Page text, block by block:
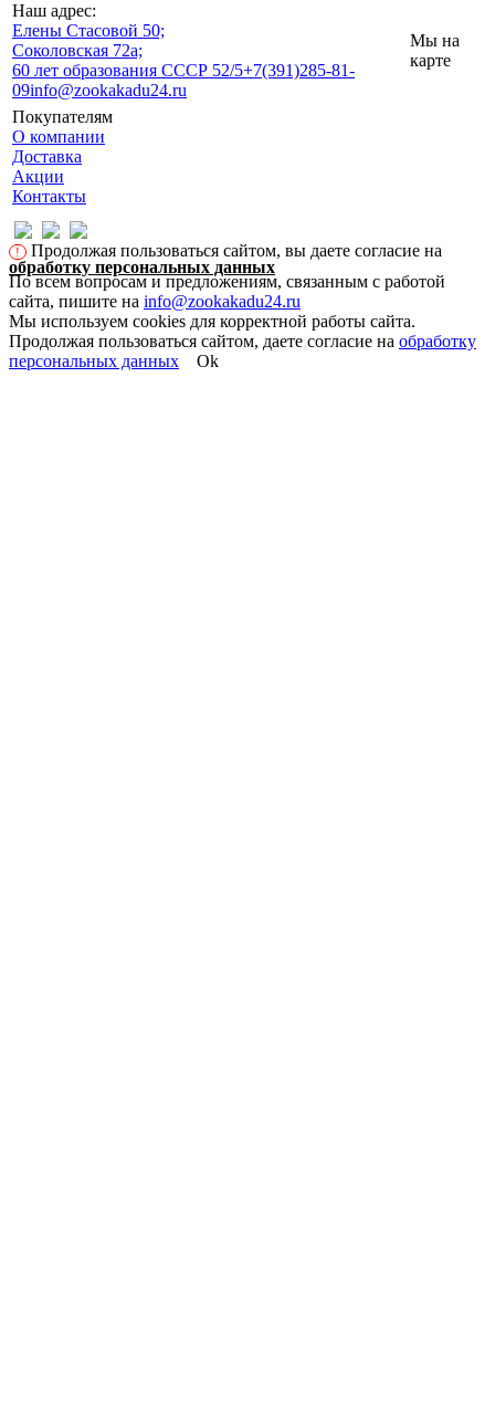
Наш адрес:
Eлены Стасовой 50;
Соколовская 72а;
60 лет образования СССР 52/5+7(391)285-81-
09info@zookakadu24.ru
Мы на
карте
Покупателям
О компании
Доставка
Акции
Контакты
!
Продолжая пользоваться сайтом, вы даете согласие на
обработку персональных данных
По всем вопросам и предложениям, связанным с работой
сайта, пишите на info@zookakadu24.ru
Мы используем cookies для корректной работы сайта.
Продолжая пользоваться сайтом, даете согласие на обработку
персональных данных
Ok